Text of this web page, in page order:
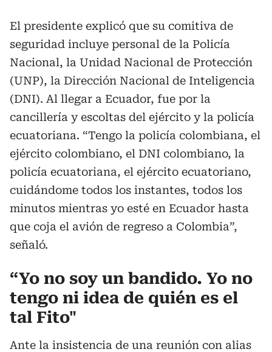
El presidente explicó que su comitiva de
seguridad incluye personal de la Policía
Nacional, la Unidad Nacional de Protección
(UNP), la Dirección Nacional de Inteligencia
(DNI). Al llegar a Ecuador, fue por la
cancillería y escoltas del ejército y la policía
ecuatoriana. “Tengo la policía colombiana, el
ejército colombiano, el DNI colombiano, la
policía ecuatoriana, el ejército ecuatoriano,
cuidándome todos los instantes, todos los
minutos mientras yo esté en Ecuador hasta
que coja el avión de regreso a Colombia”,
señaló.
“Yo no soy un bandido. Yo no
tengo ni idea de quién es el
tal Fito"
Ante la insistencia de una reunión con alias